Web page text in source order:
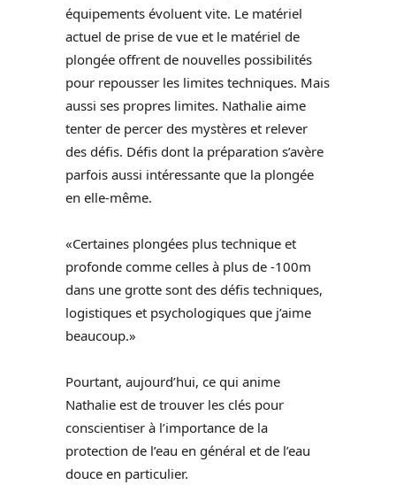
équipements évoluent vite. Le matériel
actuel de prise de vue et le matériel de
plongée offrent de nouvelles possibilités
pour repousser les limites techniques. Mais
aussi ses propres limites. Nathalie aime
tenter de percer des mystères et relever
des défis. Défis dont la préparation s’avère
parfois aussi intéressante que la plongée
en elle-même.
«Certaines plongées plus technique et
profonde comme celles à plus de -100m
dans une grotte sont des défis techniques,
logistiques et psychologiques que j’aime
beaucoup.»
Pourtant, aujourd’hui, ce qui anime
Nathalie est de trouver les clés pour
conscientiser à l’importance de la
protection de l’eau en général et de l’eau
douce en particulier.